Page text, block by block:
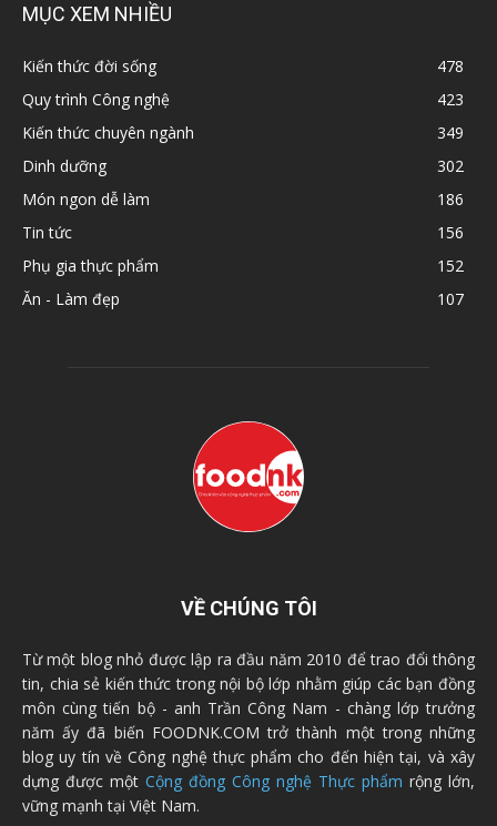
MỤC XEM NHIỀU
Kiến thức đời sống
478
Quy trình Công nghệ
423
Kiến thức chuyên ngành
349
Dinh dưỡng
302
Món ngon dễ làm
186
Tin tức
156
Phụ gia thực phẩm
152
Ăn - Làm đẹp
107
VỀ CHÚNG TÔI
Từ một blog nhỏ được lập ra đầu năm 2010 để trao đổi thông
tin, chia sẻ kiến thức trong nội bộ lớp nhằm giúp các bạn đồng
môn cùng tiến bộ - anh Trần Công Nam - chàng lớp trưởng
năm ấy đã biến FOODNK.COM trở thành một trong những
blog uy tín về Công nghệ thực phẩm cho đến hiện tại, và xây
dựng được một Cộng đồng Công nghệ Thực phẩm rộng lớn,
vững mạnh tại Việt Nam.